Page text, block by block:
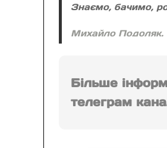
Знаємо, бачимо,
Михайло Подоляк.
Більше
телеграм